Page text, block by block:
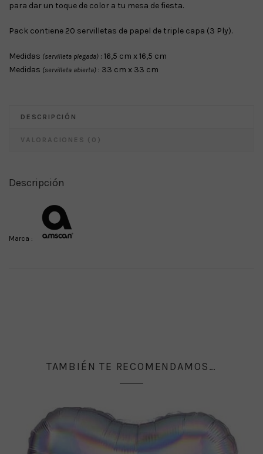
para dar un toque de color a tu mesa de fiesta.
Pack contiene 20 servilletas de papel de triple capa (3 Ply).
Medidas (servilleta plegada) : 16,5 cm x 16,5 cm
Medidas (servilleta abierta) : 33 cm x 33 cm
DESCRIPCIÓN
VALORACIONES (0)
Descripción
Marca :
TAMBIÉN TE RECOMENDAMOS…